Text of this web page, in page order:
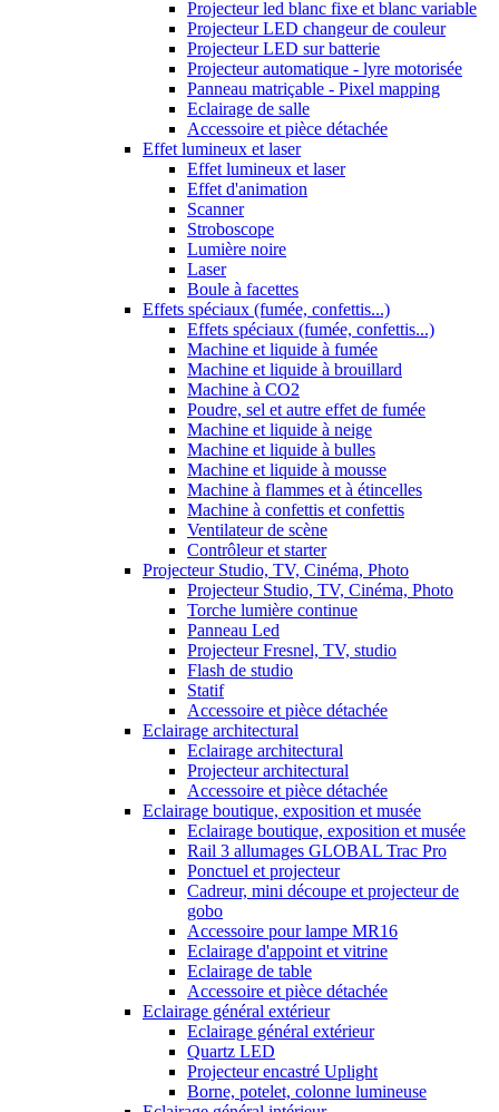
Projecteur led blanc fixe et blanc variable
Projecteur LED changeur de couleur
Projecteur LED sur batterie
Projecteur automatique - lyre motorisée
Panneau matriçable - Pixel mapping
Eclairage de salle
Accessoire et pièce détachée
Effet lumineux et laser
Effet lumineux et laser
Effet d'animation
Scanner
Stroboscope
Lumière noire
Laser
Boule à facettes
Effets spéciaux (fumée, confettis...)
Effets spéciaux (fumée, confettis...)
Machine et liquide à fumée
Machine et liquide à brouillard
Machine à CO2
Poudre, sel et autre effet de fumée
Machine et liquide à neige
Machine et liquide à bulles
Machine et liquide à mousse
Machine à flammes et à étincelles
Machine à confettis et confettis
Ventilateur de scène
Contrôleur et starter
Projecteur Studio, TV, Cinéma, Photo
Projecteur Studio, TV, Cinéma, Photo
Torche lumière continue
Panneau Led
Projecteur Fresnel, TV, studio
Flash de studio
Statif
Accessoire et pièce détachée
Eclairage architectural
Eclairage architectural
Projecteur architectural
Accessoire et pièce détachée
Eclairage boutique, exposition et musée
Eclairage boutique, exposition et musée
Rail 3 allumages GLOBAL Trac Pro
Ponctuel et projecteur
Cadreur, mini découpe et projecteur de
gobo
Accessoire pour lampe MR16
Eclairage d'appoint et vitrine
Eclairage de table
Accessoire et pièce détachée
Eclairage général extérieur
Eclairage général extérieur
Quartz LED
Projecteur encastré Uplight
Borne, potelet, colonne lumineuse